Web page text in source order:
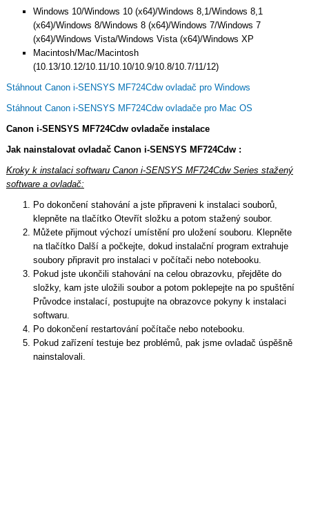
Windows 10/Windows 10 (x64)/Windows 8,1/Windows 8,1
(x64)/Windows 8/Windows 8 (x64)/Windows 7/Windows 7
(x64)/Windows Vista/Windows Vista (x64)/Windows XP
Macintosh/Mac/Macintosh
(10.13/10.12/10.11/10.10/10.9/10.8/10.7/11/12)
Stáhnout Canon i-SENSYS MF724Cdw ovladač pro Windows
Stáhnout Canon i-SENSYS MF724Cdw ovladače pro Mac OS
Canon i-SENSYS MF724Cdw ovladače instalace
Jak nainstalovat ovladač Canon i-SENSYS MF724Cdw :
Kroky k instalaci softwaru Canon i-SENSYS MF724Cdw Series stažený
software a ovladač:
Po dokončení stahování a jste připraveni k instalaci souborů,
klepněte na tlačítko Otevřít složku a potom stažený soubor.
Můžete přijmout výchozí umístění pro uložení souboru. Klepněte
na tlačítko Další a počkejte, dokud instalační program extrahuje
soubory připravit pro instalaci v počítači nebo notebooku.
Pokud jste ukončili stahování na celou obrazovku, přejděte do
složky, kam jste uložili soubor a potom poklepejte na po spuštění
Průvodce instalací, postupujte na obrazovce pokyny k instalaci
softwaru.
Po dokončení restartování počítače nebo notebooku.
Pokud zařízení testuje bez problémů, pak jsme ovladač úspěšně
nainstalovali.